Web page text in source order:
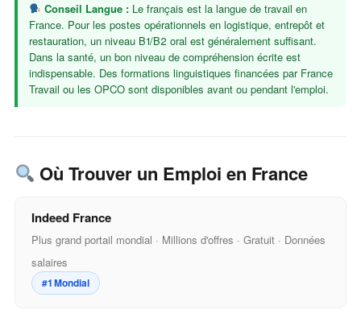
Conseil Langue :Le français est la langue de travail en
France. Pour les postes opérationnels en logistique, entrepôt et
restauration, un niveau B1/B2 oral est généralement suffisant.
Dans la santé, un bon niveau de compréhension écrite est
indispensable. Des formations linguistiques financées par France
Travail ou les OPCO sont disponibles avant ou pendant l'emploi.
Où Trouver un Emploi en France
Indeed France
Plus grand portail mondial · Millions d'offres · Gratuit · Données
salaires
#1 Mondial